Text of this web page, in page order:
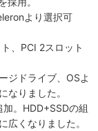
より選択可
、PCI 2スロット
ジドライブ、OSよ
なりました。
。HDD+SSDの組
広くなりました。